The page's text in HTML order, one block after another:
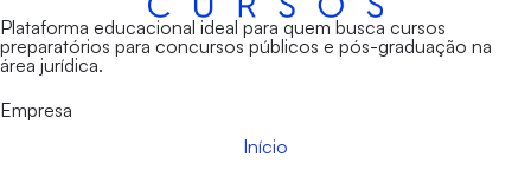
Plataforma educacional ideal para quem busca cursos
preparatórios para concursos públicos e pós-graduação na
área jurídica.
Empresa
Início